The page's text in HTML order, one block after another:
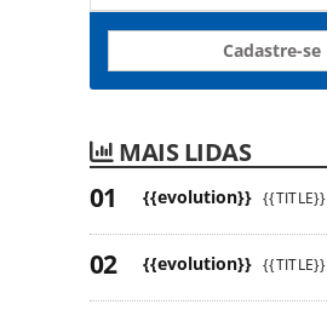
Cadastre-se
MAIS LIDAS
{{evolution}} {{TITLE}}
{{evolution}} {{TITLE}}